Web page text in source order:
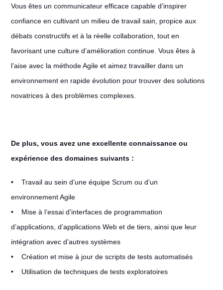
Vous êtes un communicateur efficace capable d’inspirer
confiance en cultivant un milieu de travail sain, propice aux
débats constructifs et à la réelle collaboration, tout en
favorisant une culture d’amélioration continue. Vous êtes à
l’aise avec la méthode Agile et aimez travailler dans un
environnement en rapide évolution pour trouver des solutions
novatrices à des problèmes complexes.
De plus, vous avez une excellente connaissance ou
expérience des domaines suivants :
• Travail au sein d’une équipe Scrum ou d’un
environnement Agile
• Mise à l’essai d’interfaces de programmation
d’applications, d’applications Web et de tiers, ainsi que leur
intégration avec d’autres systèmes
• Création et mise à jour de scripts de tests automatisés
• Utilisation de techniques de tests exploratoires